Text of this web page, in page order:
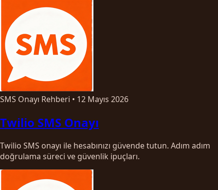
SMS Onayı Rehberi • 12 Mayıs 2026
Twilio SMS Onayı
Twilio SMS onayı ile hesabınızı güvende tutun. Adım adım
doğrulama süreci ve güvenlik ipuçları.